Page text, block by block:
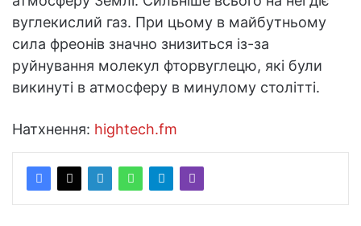
вуглекислий газ. При цьому в майбутньому
сила фреонів значно знизиться із-за
руйнування молекул фторвуглецю, які були
викинуті в атмосферу в минулому столітті.
Натхнення: hightech.fm